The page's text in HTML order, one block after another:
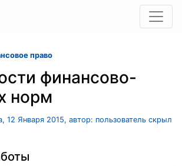
право
финансово-
норм
12 Января 2015, автор: пользователь скрыл